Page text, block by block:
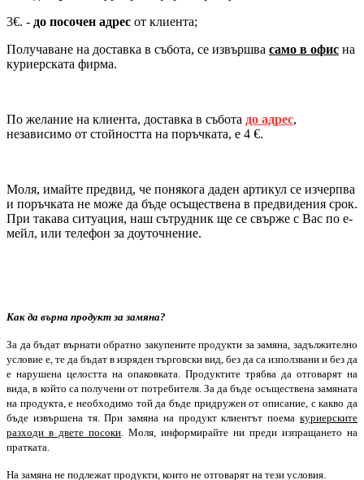
3€. - до посочен адрес от клиента;
Получаване на доставка в събота, се извършва само в офис на
куриерската фирма.
По желание на клиента, доставка в събота до адрес,
независимо от стойността на поръчката, е 4 €.
Моля, имайте предвид, че понякога даден артикул се изчерпва
и поръчката не може да бъде осъществена в предвидения срок.
При такава ситуация, наш сътрудник ще се свърже с Вас по е-
мейл, или телефон за доуточнение.
Как да върна продукт за замяна?
За да бъдат върнати обратно закупените продукти за замяна, задължително
условие е, те да бъдат в изряден търговски вид, без да са използвани и без да
е нарушена целостта на опаковката. Продуктите трябва да отговарят на
вида, в който са получени от потребителя. За да бъде осъществена замяната
на продукта, е необходимо той да бъде придружен от описание, с какво да
бъде извършена тя.При замяна на продукт клиентът поемакуриерските
разходи в двете посоки. Моля, информирайте ни преди изпращането на
пратката.
На замяна не подлежат продукти, които не отговарят на тези условия.